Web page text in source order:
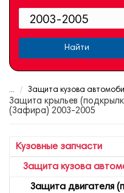
Найти
... Защита кузова
Защита крыльев
(Зафира) 2003-2005
Кузовные запчасти
Защита кузова
Защита двигателя